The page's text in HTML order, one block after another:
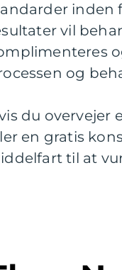
inden
vil
og
du
en gratis
til at